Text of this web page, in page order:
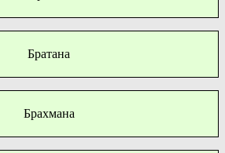
Братана
Брахмана